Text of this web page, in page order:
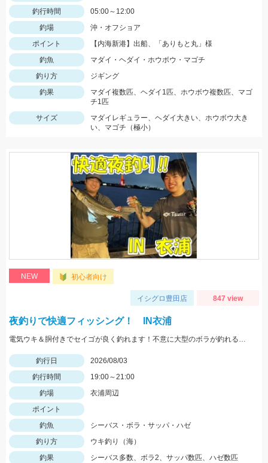
釣行時間
05:00～12:00
釣場
沖・オフショア
ポイント
【内海新港】出船、「ありもと丸」様
釣魚
マダイ・ヘダイ・ホウボウ・マゴチ
釣り方
ジギング
釣果
マダイ複数匹、ヘダイ1匹、ホウボウ複数匹、マゴ
チ1匹
サイズ
マダイレギュラー、ヘダイ大きい、ホウボウ大き
い、マゴチ（極小）
NEW 初心者向け
イシグロ豊田店 847 view
夜釣りで快適フィッシング！ IN衣浦
電気ウキ＆胴付きでセイゴが良く釣れます！不意に大型のボラが釣れることもあるので、ネットがあると安心です。
釣行日
2026/08/03
釣行時間
19:00～21:00
釣場
衣浦周辺
ポイント
釣魚
シーバス・ボラ・サッパ・ハゼ
釣り方
ウキ釣り（海）
釣果
シーバス多数、ボラ2、サッパ数匹、ハゼ数匹